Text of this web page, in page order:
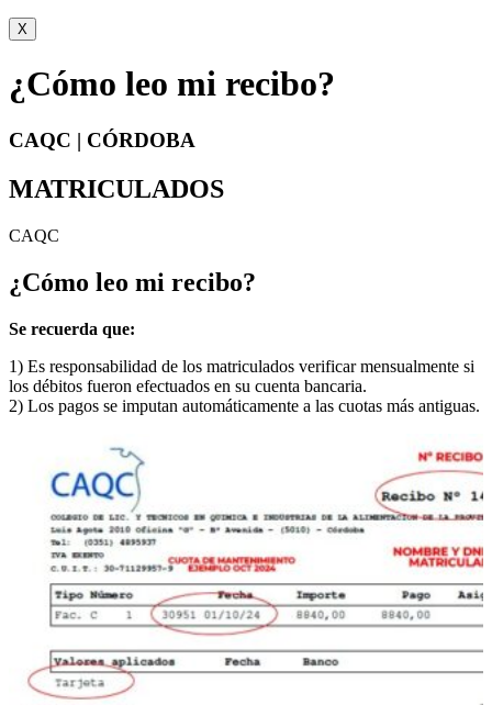
X
¿Cómo leo mi recibo?
CAQC | CÓRDOBA
MATRICULADOS
CAQC
¿Cómo leo mi recibo?
Se recuerda que:
1) Es responsabilidad de los matriculados verificar mensualmente si
los débitos fueron efectuados en su cuenta bancaria.
2) Los pagos se imputan automáticamente a las cuotas más antiguas.